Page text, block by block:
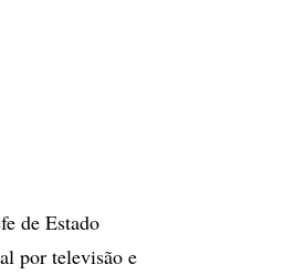
de Estado
por televisão e